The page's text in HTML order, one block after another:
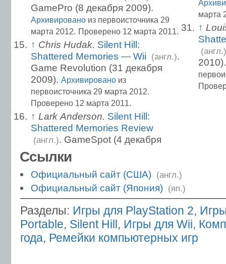
GamePro (8 декабря 2009).
Архивировано из первоисточника 29
марта 2012. Проверено 12 марта 2011.
↑ Chris Hudak. Silent Hill:
Shattered Memories — Wii
(англ.).
Game Revolution (31 декабря
2009). Архивировано из
первоисточника 29 марта 2012.
Проверено 12 марта 2011.
↑ Lark Anderson. Silent Hill:
Shattered Memories Review
(англ.). GameSpot (4 декабря
марта
↑
(англ.)
Ссылки
Официальный сайт (США) (англ.)
Официальный сайт (Япония) (яп.)
Разделы: Игры для PlayStation 2,
Portable, Silent Hill, Игры для Wii,
года, Ремейки компьютерных игр